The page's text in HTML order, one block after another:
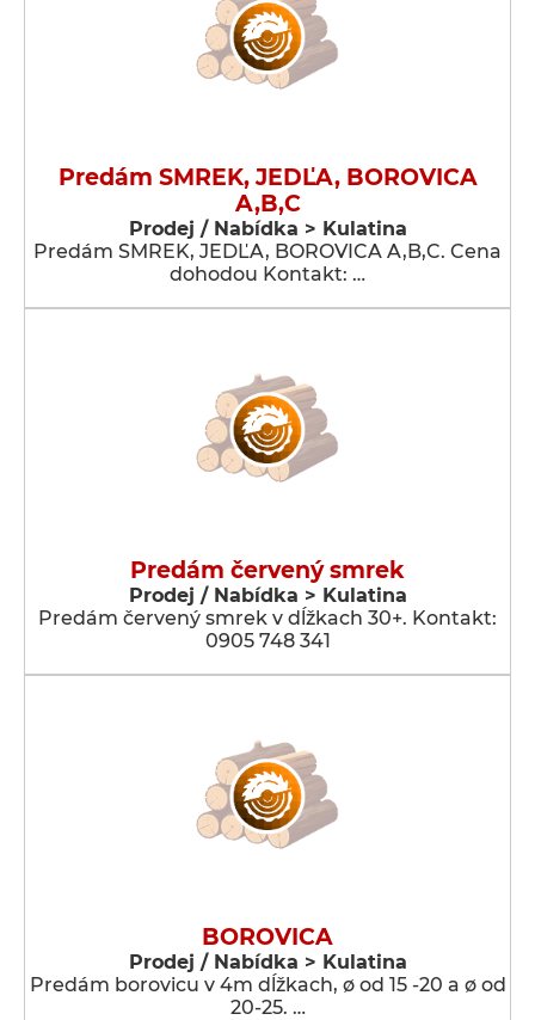
Predám SMREK, JEDĽA, BOROVICA
A,B,C
Prodej / Nabídka > Kulatina
Predám SMREK, JEDĽA, BOROVICA A,B,C. Cena
dohodou Kontakt: …
Predám červený smrek
Prodej / Nabídka > Kulatina
Predám červený smrek v dĺžkach 30+. Kontakt:
0905 748 341
BOROVICA
Prodej / Nabídka > Kulatina
Predám borovicu v 4m dĺžkach, ø od 15 -20 a ø od
20-25. …